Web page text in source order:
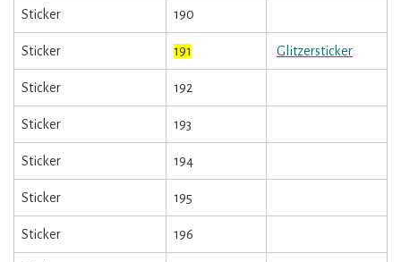
Sticker 190
Sticker 191 Glitzersticker
Sticker 192
Sticker 193
Sticker 194
Sticker 195
Sticker 196